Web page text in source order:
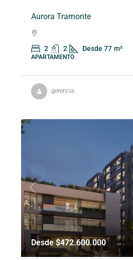
Aurora Tramonte
2 2 Desde 77 m²
APARTAMENTO
gerencia
Desde $472.600.000